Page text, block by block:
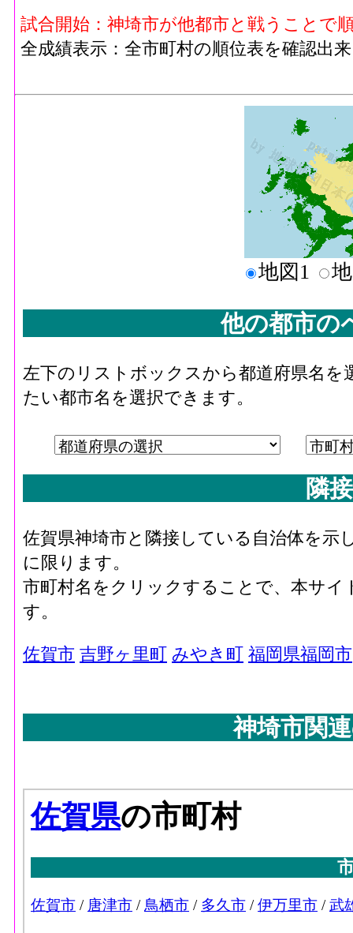
試合開始：神埼市が他都市と戦うことで
全成績表示：全市町村の順位表を確認出
地図1
他の都市の
左下のリストボックスから都道府県名
たい都市名を選択できます。
隣
佐賀県神埼市と隣接している自治体を示
に限ります。
市町村名をクリックすることで、本サ
す。
佐賀市 吉野ヶ里町 みやき町 福岡県福岡市
神埼市関